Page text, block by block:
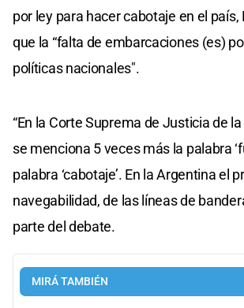
por ley para hacer cabotaje en el
que la “falta de embarcaciones (es)
políticas nacionales".
“En la Corte Suprema de Justicia de
se menciona 5 veces más la palabra
palabra ‘cabotaje’. En la Argentina el
navegabilidad, de las líneas de
parte del debate.
MIRÁ TAMBIÉN